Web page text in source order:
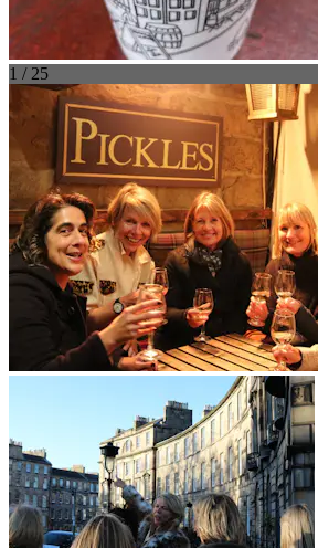
1 / 25